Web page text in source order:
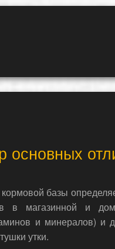
основных
базы
в магазинной и
и минералов) и
утки.